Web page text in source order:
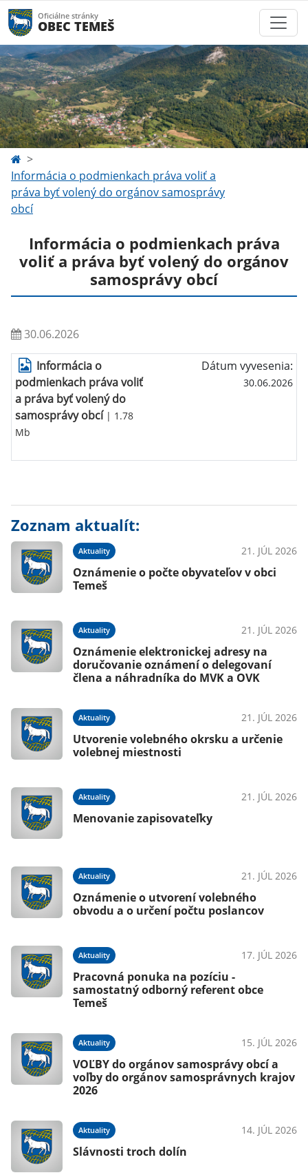
Oficiálne stránky
OBEC TEMEŠ
Informácia o podmienkach práva voliť a
práva byť volený do orgánov samosprávy
obcí
Informácia o podmienkach práva
voliť a práva byť volený do orgánov
samosprávy obcí
30.06.2026
Informácia o
podmienkach práva voliť
a práva byť volený do
samosprávy obcí| 1.78
Mb
Dátum vyvesenia:
30.06.2026
Zoznam aktualít:
Aktuality 21. JÚL 2026
Oznámenie o počte obyvateľov v obci
Temeš
Aktuality 21. JÚL 2026
Oznámenie elektronickej adresy na
doručovanie oznámení o delegovaní
člena a náhradníka do MVK a OVK
Aktuality 21. JÚL 2026
Utvorenie volebného okrsku a určenie
volebnej miestnosti
Aktuality 21. JÚL 2026
Menovanie zapisovateľky
Aktuality 21. JÚL 2026
Oznámenie o utvorení volebného
obvodu a o určení počtu poslancov
Aktuality 17. JÚL 2026
Pracovná ponuka na pozíciu -
samostatný odborný referent obce
Temeš
Aktuality 15. JÚL 2026
VOĽBY do orgánov samosprávy obcí a
voľby do orgánov samosprávnych krajov
2026
Aktuality 14. JÚL 2026
Slávnosti troch dolín